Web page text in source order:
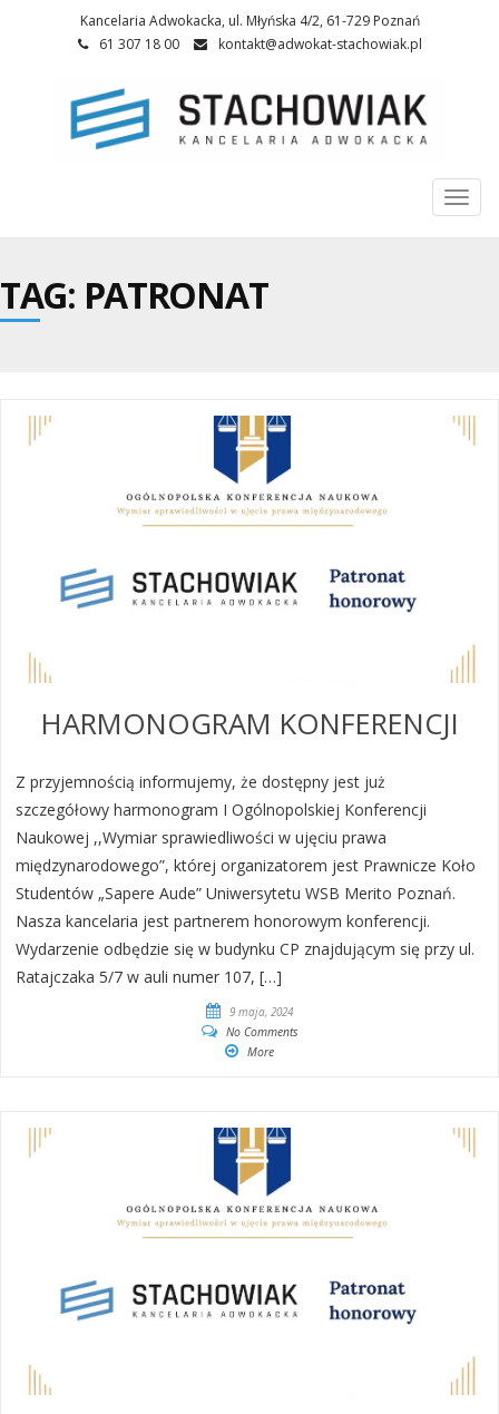
Kancelaria Adwokacka, ul. Młyńska 4/2, 61-729 Poznań
61 307 18 00
kontakt@adwokat-stachowiak.pl
TAG: PATRONAT
HARMONOGRAM KONFERENCJI
Z przyjemnością informujemy, że dostępny jest już
szczegółowy harmonogram I Ogólnopolskiej Konferencji
Naukowej ,,Wymiar sprawiedliwości w ujęciu prawa
międzynarodowego”, której organizatorem jest Prawnicze Koło
Studentów „Sapere Aude” Uniwersytetu WSB Merito Poznań.
Nasza kancelaria jest partnerem honorowym konferencji.
Wydarzenie odbędzie się w budynku CP znajdującym się przy ul.
Ratajczaka 5/7 w auli numer 107, […]
9 maja, 2024
No Comments
More